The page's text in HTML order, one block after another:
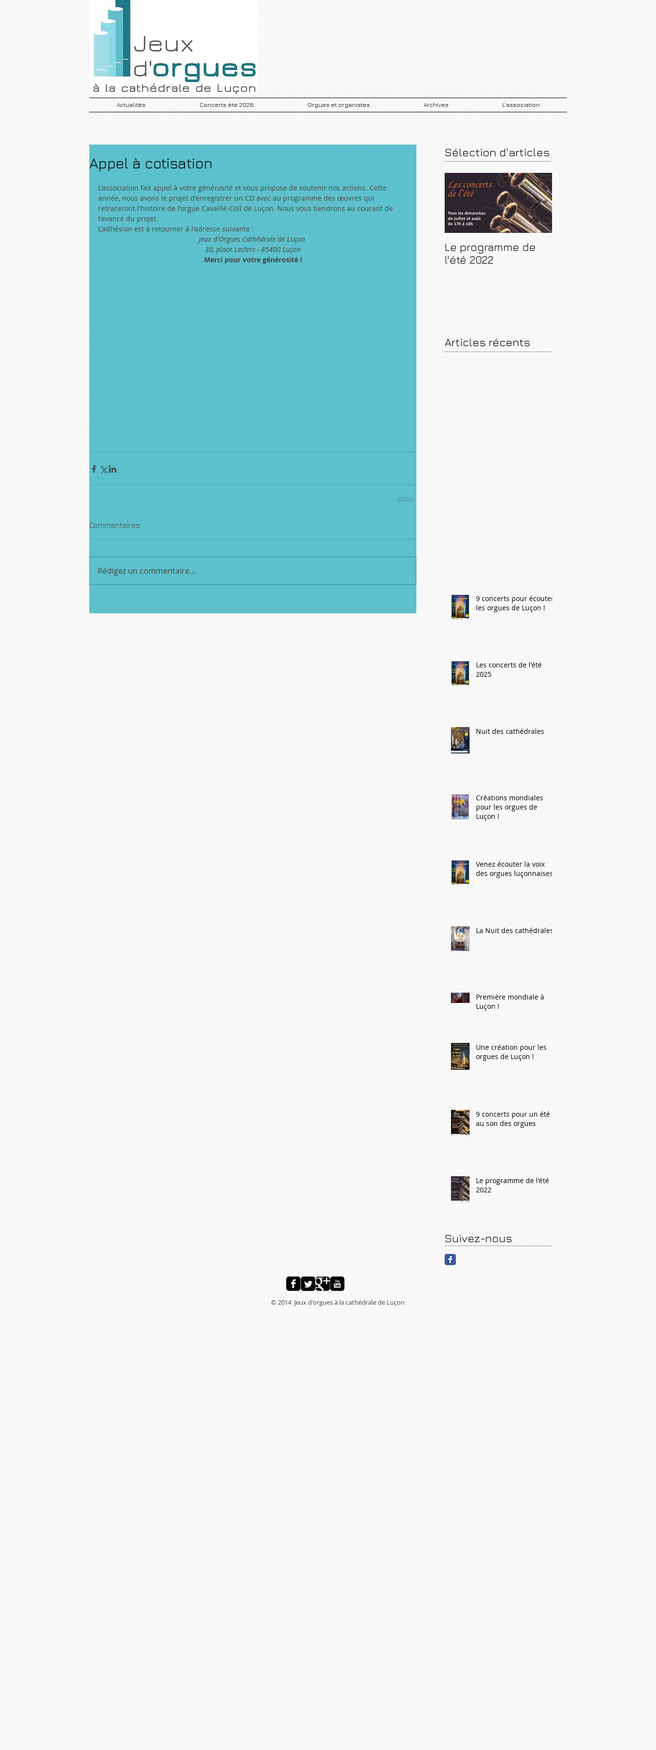
Actualités Concerts été 2026 Orgues et organistes Archives L'association
Appel à cotisation
L'association fait appel à votre générosité et vous propose de soutenir nos actions. Cette
année, nous avons le projet d'enregistrer un CD avec au programme des œuvres qui
retraceront l'histoire de l'orgue Cavaillé-Coll de Luçon. Nous vous tiendrons au courant de
l'avancé du projet.
L'adhésion est à retourner à l'adresse suivante :
Jeux d'Orgues Cathédrale de Luçon
30, place Leclerc - 85400 Luçon
Merci pour votre générosité !
Commentaires
Rédigez un commentaire...
Sélection d'articles
Le programme de
l'été 2022
Articles récents
9 concerts pour écouter
les orgues de Luçon !
Les concerts de l'été
2025
Nuit des cathédrales
Créations mondiales
pour les orgues de
Luçon !
Venez écouter la voix
des orgues luçonnaises !
La Nuit des cathédrales
Première mondiale à
Luçon !
Une création pour les
orgues de Luçon !
9 concerts pour un été
au son des orgues
Le programme de l'été
2022
Suivez-nous
© 2014 Jeux d'orgues à la cathédrale de Luçon